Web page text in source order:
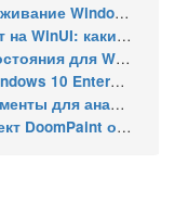
устройства
обновит Microsoft
нескольких мониторов
обновления до января 2030 года
ETW MCP и WPA MCP
директора Microsoft Azure